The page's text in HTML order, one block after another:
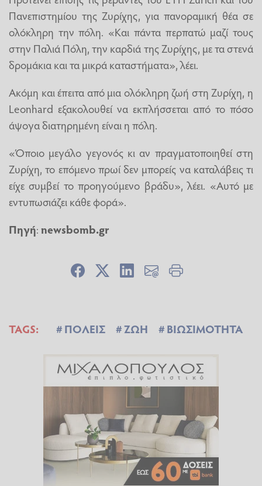
Πανεπιστημίου της Ζυρίχης, για πανοραμική θέα σε
ολόκληρη την πόλη. «Και πάντα περπατώ μαζί τους
στην Παλιά Πόλη, την καρδιά της Ζυρίχης, με τα στενά
δρομάκια και τα μικρά καταστήματα», λέει.
Ακόμη και έπειτα από μια ολόκληρη ζωή στη Ζυρίχη, η
Leonhard εξακολουθεί να εκπλήσσεται από το πόσο
άψογα διατηρημένη είναι η πόλη.
«Όποιο μεγάλο γεγονός κι αν πραγματοποιηθεί στη
Ζυρίχη, το επόμενο πρωί δεν μπορείς να καταλάβεις τι
είχε συμβεί το προηγούμενο βράδυ», λέει. «Αυτό με
εντυπωσιάζει κάθε φορά».
Πηγή:newsbomb.gr
TAGS: ΠΟΛΕΙΣ ΖΩΗ ΒΙΩΣΙΜΟΤΗΤΑ